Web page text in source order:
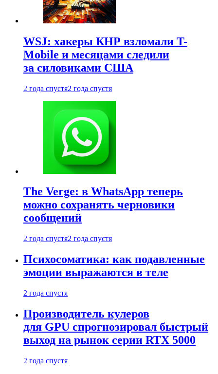
WSJ: хакеры КНР взломали T-
Mobile и месяцами следили
за силовиками США
2 года спустя2 года спустя
The Verge: в WhatsApp теперь
можно сохранять черновики
сообщений
2 года спустя2 года спустя
Психосоматика: как подавленные
эмоции выражаются в теле
2 года спустя
Производитель кулеров
для GPU спрогнозировал быстрый
выход на рынок серии RTX 5000
2 года спустя